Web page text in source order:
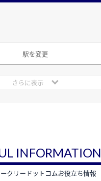
駅を変更
さらに表示
INFORMATION
クリードットコムお役立ち情報